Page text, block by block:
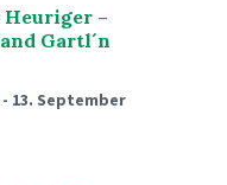
Heuriger –
Gartl´n
- 13. September